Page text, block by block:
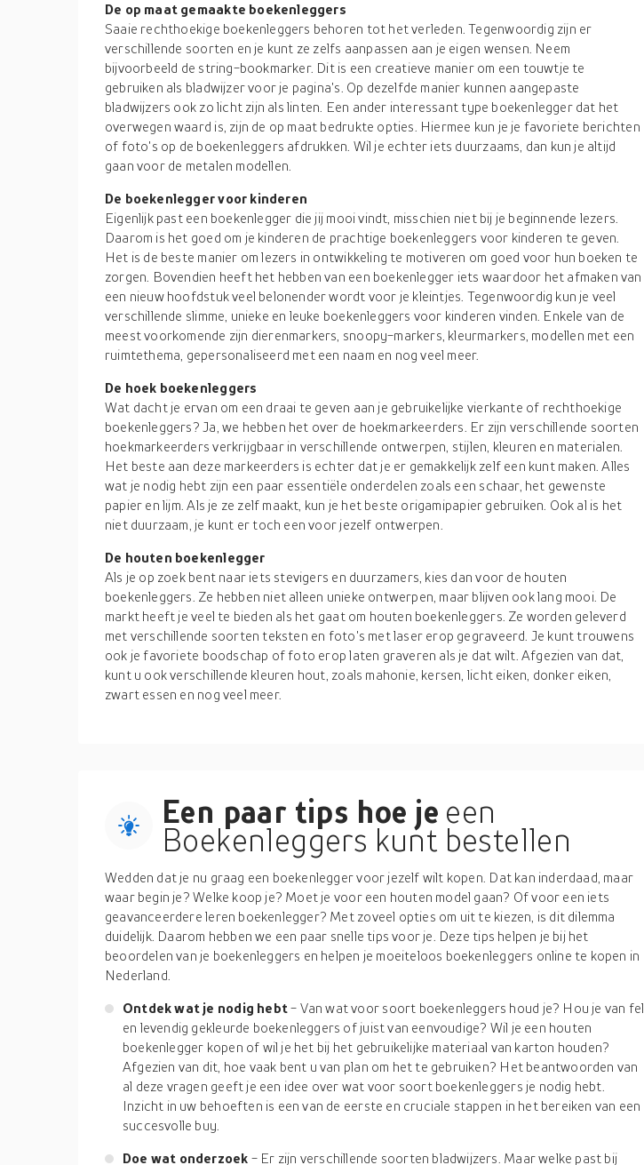
De op maat gemaakte boekenleggers
Saaie rechthoekige boekenleggers behoren tot het verleden. Tegenwoordig zijn er
verschillende soorten en je kunt ze zelfs aanpassen aan je eigen wensen. Neem
bijvoorbeeld de string-bookmarker. Dit is een creatieve manier om een touwtje te
gebruiken als bladwijzer voor je pagina's. Op dezelfde manier kunnen aangepaste
bladwijzers ook zo licht zijn als linten. Een ander interessant type boekenlegger dat het
overwegen waard is, zijn de op maat bedrukte opties. Hiermee kun je je favoriete berichten
of foto's op de boekenleggers afdrukken. Wil je echter iets duurzaams, dan kun je altijd
gaan voor de metalen modellen.
De boekenlegger voor kinderen
Eigenlijk past een boekenlegger die jij mooi vindt, misschien niet bij je beginnende lezers.
Daarom is het goed om je kinderen de prachtige boekenleggers voor kinderen te geven.
Het is de beste manier om lezers in ontwikkeling te motiveren om goed voor hun boeken te
zorgen. Bovendien heeft het hebben van een boekenlegger iets waardoor het afmaken van
een nieuw hoofdstuk veel belonender wordt voor je kleintjes. Tegenwoordig kun je veel
verschillende slimme, unieke en leuke boekenleggers voor kinderen vinden. Enkele van de
meest voorkomende zijn dierenmarkers, snoopy-markers, kleurmarkers, modellen met een
ruimtethema, gepersonaliseerd met een naam en nog veel meer.
De hoek boekenleggers
Wat dacht je ervan om een draai te geven aan je gebruikelijke vierkante of rechthoekige
boekenleggers? Ja, we hebben het over de hoekmarkeerders. Er zijn verschillende soorten
hoekmarkeerders verkrijgbaar in verschillende ontwerpen, stijlen, kleuren en materialen.
Het beste aan deze markeerders is echter dat je er gemakkelijk zelf een kunt maken. Alles
wat je nodig hebt zijn een paar essentiële onderdelen zoals een schaar, het gewenste
papier en lijm. Als je ze zelf maakt, kun je het beste origamipapier gebruiken. Ook al is het
niet duurzaam, je kunt er toch een voor jezelf ontwerpen.
De houten boekenlegger
Als je op zoek bent naar iets stevigers en duurzamers, kies dan voor de houten
boekenleggers. Ze hebben niet alleen unieke ontwerpen, maar blijven ook lang mooi. De
markt heeft je veel te bieden als het gaat om houten boekenleggers. Ze worden geleverd
met verschillende soorten teksten en foto's met laser erop gegraveerd. Je kunt trouwens
ook je favoriete boodschap of foto erop laten graveren als je dat wilt. Afgezien van dat,
kunt u ook verschillende kleuren hout, zoals mahonie, kersen, licht eiken, donker eiken,
zwart essen en nog veel meer.
Een paar tips hoe je een
Boekenleggers kunt bestellen
Wedden dat je nu graag een boekenlegger voor jezelf wilt kopen. Dat kan inderdaad, maar
waar begin je? Welke koop je? Moet je voor een houten model gaan? Of voor een iets
geavanceerdere leren boekenlegger? Met zoveel opties om uit te kiezen, is dit dilemma
duidelijk. Daarom hebben we een paar snelle tips voor je. Deze tips helpen je bij het
beoordelen van je boekenleggers en helpen je moeiteloos boekenleggers online te kopen in
Nederland.
Ontdek wat je nodig hebt- Van wat voor soort boekenleggers houd je? Hou je van fel
en levendig gekleurde boekenleggers of juist van eenvoudige? Wil je een houten
boekenlegger kopen of wil je het bij het gebruikelijke materiaal van karton houden?
Afgezien van dit, hoe vaak bent u van plan om het te gebruiken? Het beantwoorden van
al deze vragen geeft je een idee over wat voor soort boekenleggers je nodig hebt.
Inzicht in uw behoeften is een van de eerste en cruciale stappen in het bereiken van een
succesvolle buy.
Doe wat onderzoek - Er zijn verschillende soorten bladwijzers. Maar welke past bij